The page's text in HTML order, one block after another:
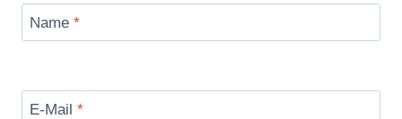
Name *
E-Mail *